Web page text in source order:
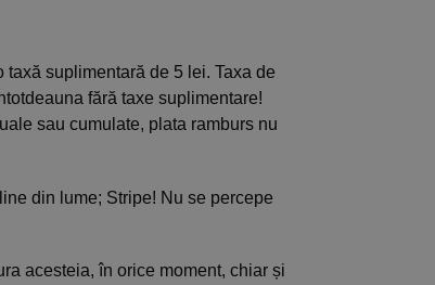
suplimentară de 5 lei. Taxa de
fără taxe suplimentare!
sau cumulate, plata ramburs nu
din lume; Stripe! Nu se percepe
acesteia, în orice moment, chiar și